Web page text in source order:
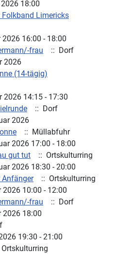
18:00
Folkband Limericks
2026 16:00 - 18:00
frau
:: Dorf
2026
(14-tägig)
2026 14:15 - 17:30
:: Dorf
2026
:: Müllabfuhr
2026 17:00 - 18:00
gut tut
:: Ortskulturring
2026 18:30 - 20:00
Anfänger
:: Ortskulturring
2026 10:00 - 12:00
frau
:: Dorf
2026 18:00
19:30 - 21:00